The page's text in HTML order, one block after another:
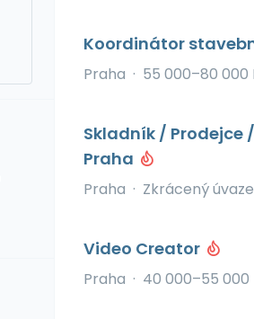
Koordinátor
Praha · 55 000–80 000
Skladník / Prodejce
Praha
Praha · Zkrácený
Video Creator
Praha · 40 000–55 000